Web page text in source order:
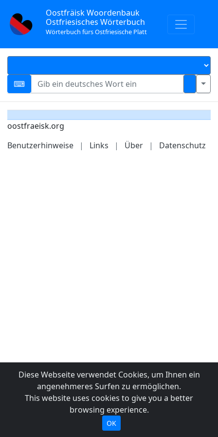
Oostfräisk Woordenbauk
Ostfriesisches Wörterbuch
Wörterbuch fürs Ostfriesische Platt
oostfraeisk.org
Benutzerhinweise
| Links | Über | Datenschutz
Diese Webseite verwendet Cookies, um Ihnen ein
angenehmeres Surfen zu ermöglichen.
This website uses cookies to give you a better
browsing experience.
OK